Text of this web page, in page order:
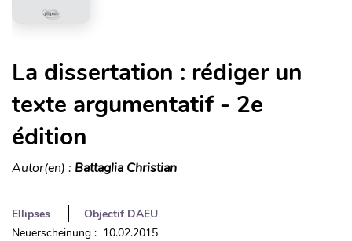
La dissertation : rédiger un
texte argumentatif - 2e
édition
Autor(en) : Battaglia Christian
Ellipses
Objectif DAEU
Neuerscheinung : 10.02.2015